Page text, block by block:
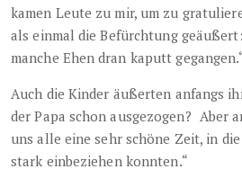
kamen Leute zu mir, um zu
als einmal die Befürchtung
manche Ehen dran kaputt
Auch die Kinder äußerten anfangs
der Papa schon ausgezogen? Aber
uns alle eine sehr schöne Zeit, in
stark einbeziehen konnten.“